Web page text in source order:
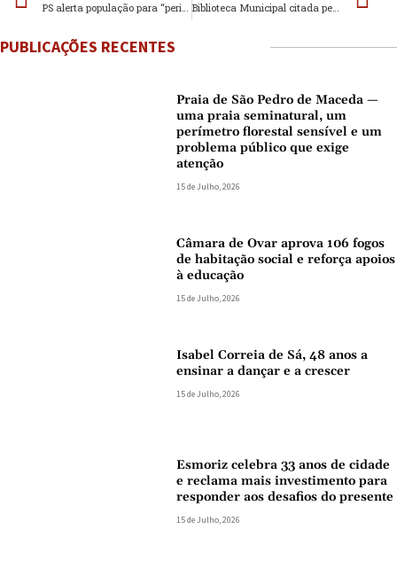
PUBLICAÇÕES RECENTES
Praia de São Pedro de Maceda —
uma praia seminatural, um
perímetro florestal sensível e um
problema público que exige
atenção
15 de Julho, 2026
Câmara de Ovar aprova 106 fogos
de habitação social e reforça apoios
à educação
15 de Julho, 2026
Isabel Correia de Sá, 48 anos a
ensinar a dançar e a crescer
15 de Julho, 2026
Esmoriz celebra 33 anos de cidade
e reclama mais investimento para
responder aos desafios do presente
15 de Julho, 2026